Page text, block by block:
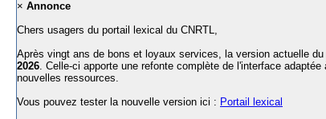
× Annonce
Chers usagers du portail lexical du CNRTL,
Après vingt ans de bons et loyaux services, la version actuelle
2026. Celle-ci apporte une refonte complète de l'interface
nouvelles ressources.
Vous pouvez tester la nouvelle version ici : Portail lexical